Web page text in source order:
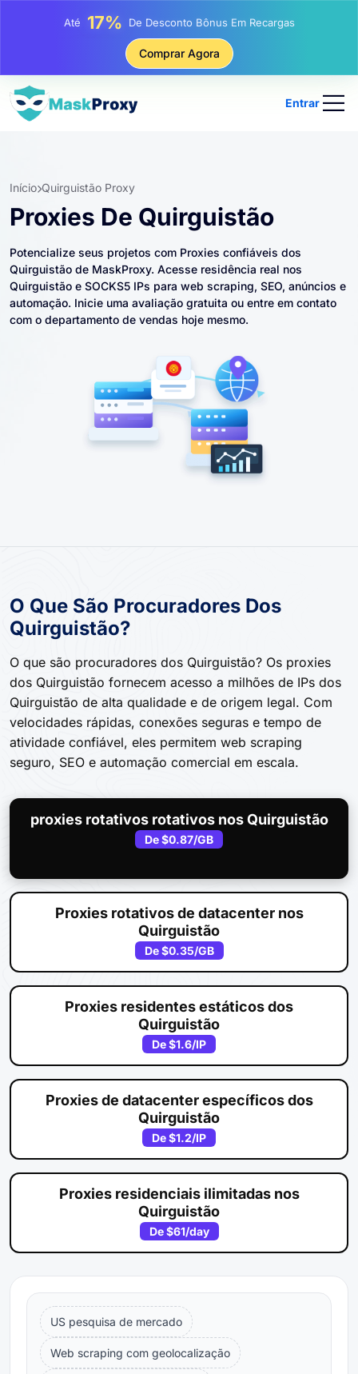
Até25%Desconto Em Compras Estáticas De IP
Desconto Em Compras Rotativas De IP
Comprar Agora
Entrar
Início Quirguistão Proxy
Proxies De Quirguistão
Potencialize seus projetos com Proxies confiáveis ​​dos
Quirguistão de MaskProxy. Acesse residência real nos
Quirguistão e SOCKS5 IPs para web scraping, SEO, anúncios e
automação. Inicie uma avaliação gratuita ou entre em contato
com o departamento de vendas hoje mesmo.
O Que São Procuradores Dos
Quirguistão?
O que são procuradores dos Quirguistão? Os proxies
dos Quirguistão fornecem acesso a milhões de IPs dos
Quirguistão de alta qualidade e de origem legal. Com
velocidades rápidas, conexões seguras e tempo de
atividade confiável, eles permitem web scraping
seguro, SEO e automação comercial em escala.
proxies rotativos rotativos nos Quirguistão
De$0.87/GB
Proxies rotativos de datacenter nos
Quirguistão
De$0.35/GB
Proxies residentes estáticos dos
Quirguistão
De$1.6/IP
Proxies de datacenter específicos dos
Quirguistão
De$1.2/IP
Proxies residenciais ilimitadas nos
Quirguistão
De$61/day
US pesquisa de mercado
Web scraping com geolocalização